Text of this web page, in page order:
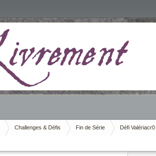
Challenges & Défis Fin de Série Défi Valériacr0